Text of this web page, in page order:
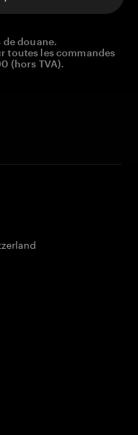
de douane.
toutes les commandes
(hors TVA).